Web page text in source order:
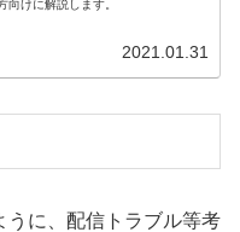
向けに解説します。
2021.01.31
うに、配信トラブル等考